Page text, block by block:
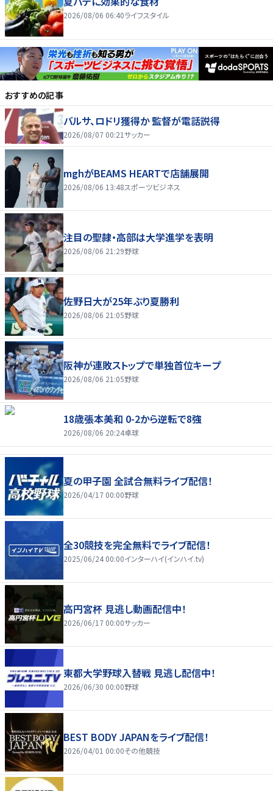
2026/08/06 06:40ライフスタイル
おすすめの記事
バルサ、ロドリ獲得か 監督が電話説得
2026/08/07 00:21サッカー
mghがBEAMS HEARTで店舗展開
2026/08/06 13:48スポーツビジネス
注目の聖隷・高部は大学進学を表明
2026/08/06 21:29野球
佐野日大が25年ぶり夏勝利
2026/08/06 21:05野球
阪神が連敗ストップで単独首位キープ
2026/08/06 21:05野球
18歳張本美和 0-2から逆転で8強
2026/08/06 20:24卓球
夏の甲子園 全試合無料ライブ配信！
2026/04/17 00:00野球
全30競技を完全無料でライブ配信！
2025/06/24 00:00インターハイ(インハイ.tv)
高円宮杯 見逃し動画配信中！
2026/06/17 00:00サッカー
東都大学野球入替戦 見逃し配信中！
2026/06/30 00:00野球
BEST BODY JAPANをライブ配信！
2026/04/01 00:00その他競技